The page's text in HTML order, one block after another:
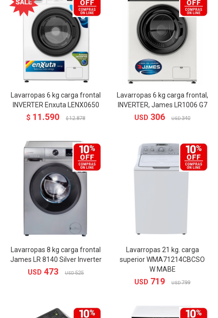
Lavarropas 6 kg carga frontal
INVERTER Enxuta LENX0650
$ 11.590 $ 12.878
Lavarropas 6 kg carga frontal,
INVERTER, James LR1006 G7
USD 306 USD 340
Lavarropas 8 kg carga frontal
James LR 8140 Silver Inverter
USD 473 USD 525
Lavarropas 21 kg. carga
superior WMA71214CBCSO
W MABE
USD 719 USD 799